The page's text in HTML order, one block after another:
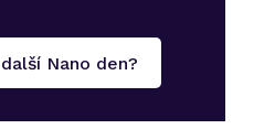
Nano den?